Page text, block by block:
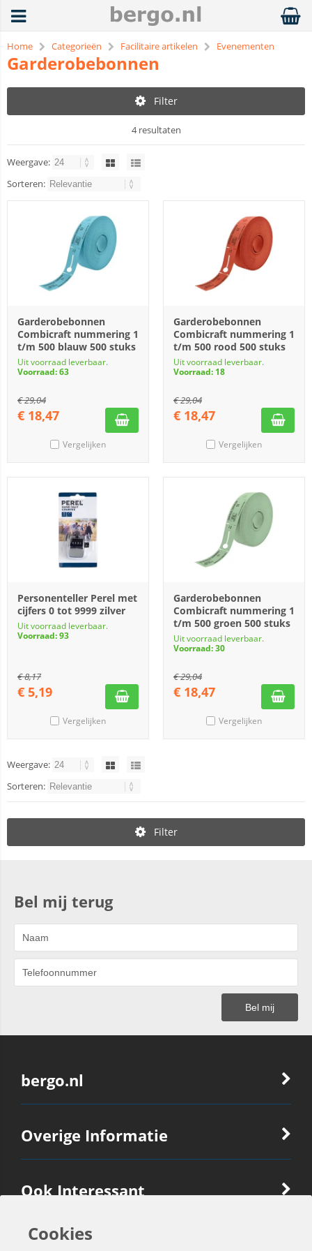
Home Categorieën Facilitaire artikelen Evenementen
Garderobebonnen
Filter
4 resultaten
Weergave:
Sorteren:
Garderobebonnen
Combicraft nummering 1
t/m 500 blauw 500 stuks
Uit voorraad leverbaar.
Voorraad: 63
€29,04
€ 18,47
Vergelijken
Garderobebonnen
Combicraft nummering 1
t/m 500 rood 500 stuks
Uit voorraad leverbaar.
Voorraad: 18
€29,04
€ 18,47
Vergelijken
Personenteller Perel met
cijfers 0 tot 9999 zilver
Uit voorraad leverbaar.
Voorraad: 93
€8,17
€ 5,19
Vergelijken
Garderobebonnen
Combicraft nummering 1
t/m 500 groen 500 stuks
Uit voorraad leverbaar.
Voorraad: 30
€29,04
€ 18,47
Vergelijken
Weergave:
Sorteren:
Filter
Bel mij terug
bergo.nl
Overige Informatie
Ook Interessant
Contactgegevens
Cookies